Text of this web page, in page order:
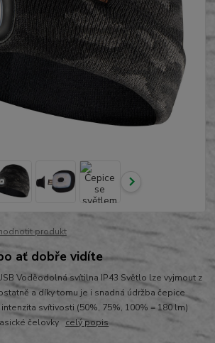
produkt
ať dobře vidíte
Voděodolná svítilna IP43 Světlo lze vyjmout z
a díky tomu je i snadná údržba čepice
svítivosti (50%, 75%, 100% = 180 lm)
čelovkycelý popis